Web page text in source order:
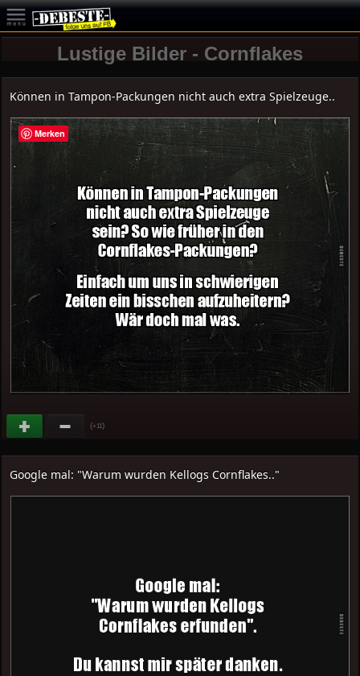
Lustige Bilder - Cornflakes
Können in Tampon-Packungen nicht auch extra Spielzeuge..
(+11)
Google mal: "Warum wurden Kellogs Cornflakes.."
Merken